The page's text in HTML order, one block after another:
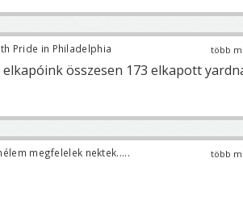
több
Pride in Philadelphia
összesen 173 elkapott
több
megfelelek nektek.....